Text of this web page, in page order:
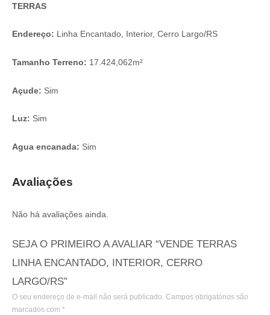
TERRAS
Endereço: Linha Encantado, Interior, Cerro Largo/RS
Tamanho Terreno: 17.424,062m²
Açude: Sim
Luz: Sim
Agua encanada: Sim
Avaliações
Não há avaliações ainda.
SEJA O PRIMEIRO A AVALIAR “VENDE TERRAS
LINHA ENCANTADO, INTERIOR, CERRO
LARGO/RS”
O seu endereço de e-mail não será publicado. Campos obrigatórios são
marcados com *